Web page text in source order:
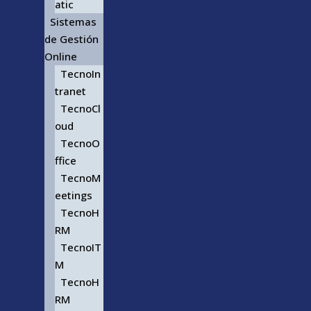
atic
Sistemas
de Gestión
Online
TecnoIn
tranet
TecnoCl
oud
TecnoO
ffice
TecnoM
eetings
TecnoH
RM
TecnoIT
M
TecnoH
RM